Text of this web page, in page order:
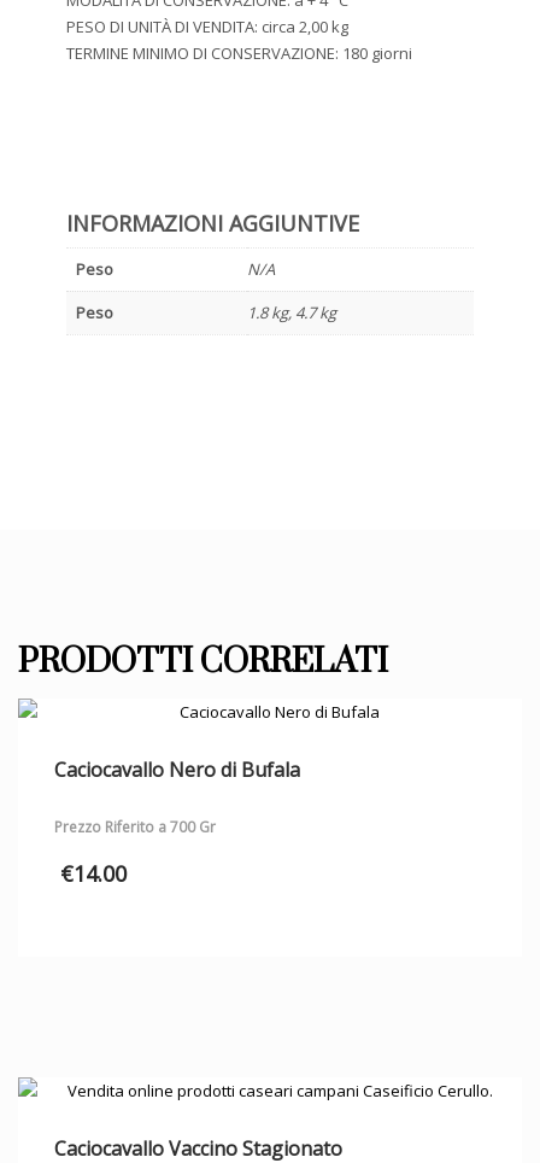
PESO DI UNITÀ DI VENDITA: circa 2,00 kg
TERMINE MINIMO DI CONSERVAZIONE: 180 giorni
INFORMAZIONI AGGIUNTIVE
Peso
N/A
Peso
1.8 kg, 4.7 kg
PRODOTTI CORRELATI
Caciocavallo Nero di Bufala
Prezzo Riferito a 700 Gr
€14.00
Caciocavallo Vaccino Stagionato